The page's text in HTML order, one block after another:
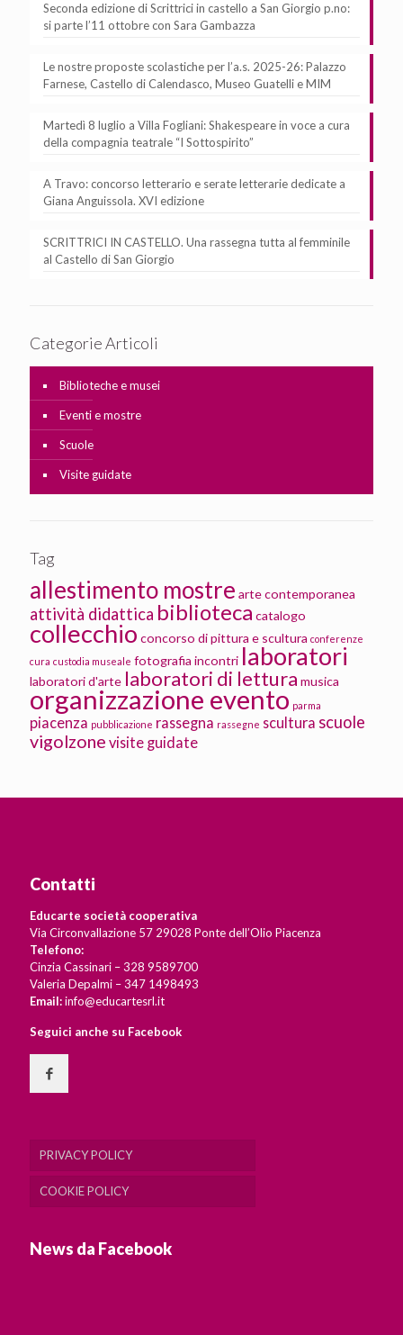
Seconda edizione di Scrittrici in castello a San Giorgio p.no:
si parte l’11 ottobre con Sara Gambazza
Le nostre proposte scolastiche per l’a.s. 2025-26: Palazzo
Farnese, Castello di Calendasco, Museo Guatelli e MIM
Martedì 8 luglio a Villa Fogliani: Shakespeare in voce a cura
della compagnia teatrale “I Sottospirito”
A Travo: concorso letterario e serate letterarie dedicate a
Giana Anguissola. XVI edizione
SCRITTRICI IN CASTELLO. Una rassegna tutta al femminile
al Castello di San Giorgio
Categorie Articoli
Biblioteche e musei
Eventi e mostre
Scuole
Visite guidate
Tag
allestimento mostre arte contemporanea
attività didattica biblioteca catalogo
collecchio concorso di pittura e scultura conferenze
cura custodia museale fotografia incontri laboratori
laboratori d'arte laboratori di lettura musica
organizzazione evento parma
piacenza pubblicazione rassegna rassegne scultura scuole
vigolzone visite guidate
Contatti
Educarte società cooperativa
Via Circonvallazione 57 29028 Ponte dell’Olio Piacenza
Telefono:
Cinzia Cassinari – 328 9589700
Valeria Depalmi – 347 1498493
Email:info@educartesrl.it
Seguici anche su Facebook
PRIVACY POLICY
COOKIE POLICY
News da Facebook